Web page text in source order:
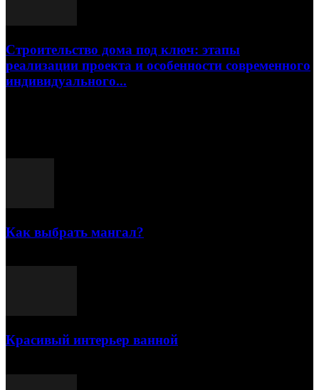
Строительство дома под ключ: этапы
реализации проекта и особенности современного
индивидуального...
Как выбрать мангал?
Красивый интерьер ванной